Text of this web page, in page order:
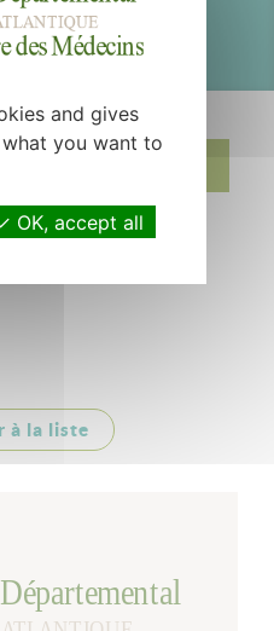
à la liste
and gives
you want to
OK, accept all